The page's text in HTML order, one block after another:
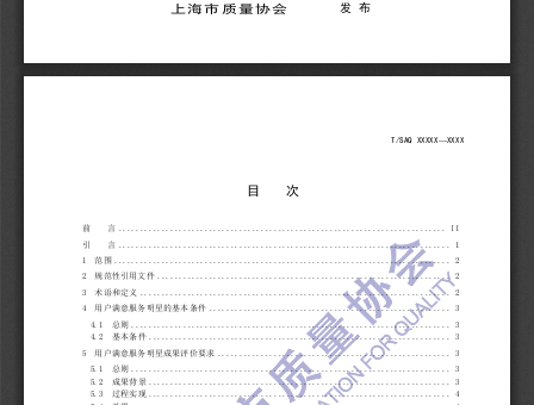
上海市质量协会 发布
T/SAQ XXXXX XXXX
目 次
前 言 ............................................................................ II
引
言 ............................................................................. 1
1
范围 .............................................................................. 2
2
规范性引用文件 .................................................................... 2
3
术语和定义
........................................................................ 2
4
用户满意服务明星的基本条件 ........................................................ 3
4.1
总则 .......................................................................... 3
4.2
基本条件 ...................................................................... 3
5
用户满意服务明星成果评价要求 ...................................................... 3
5.1
总则
.......................................................................... 3
5.2
成果背景 ...................................................................... 3
5.3
过程实现 ...................................................................... 4